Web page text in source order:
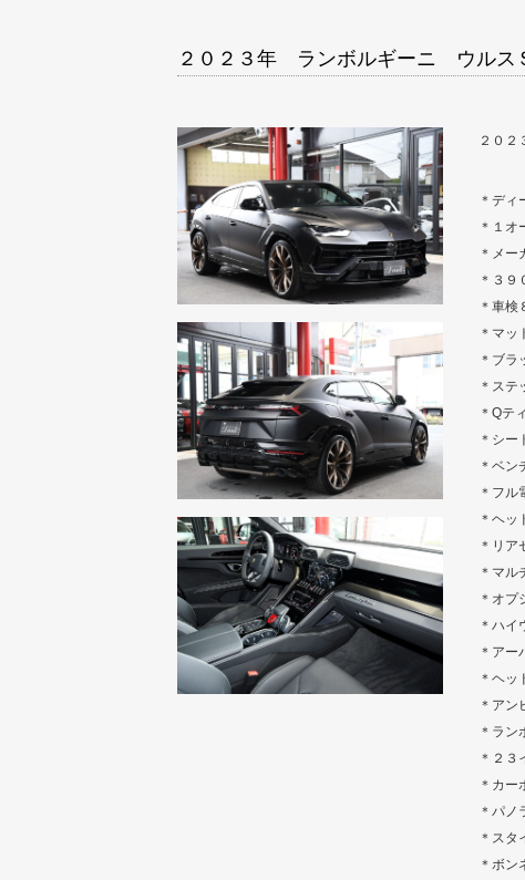
２０２３年 ランボルギーニ ウルス
２０２
＊ディ
＊１オ
＊メー
＊３９
＊車検
＊マッ
＊ブラ
＊ス
＊Qテ
＊シー
＊ベン
＊フル
＊ヘッ
＊リア
＊マル
＊オプ
＊ハイ
＊アー
＊ヘッ
＊アン
＊ラン
＊２３
＊カー
＊パノ
＊スタ
＊ボン